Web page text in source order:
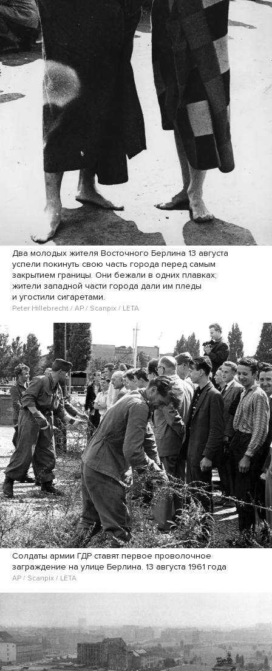
Два молодых жителя Восточного Берлина 13 августа
успели покинуть свою часть города перед самым
закрытием границы. Они бежали в одних плавках;
жители западной части города дали им пледы
и угостили сигаретами.
Peter Hillebrecht / AP / Scanpix / LETA
Солдаты армии ГДР ставят первое проволочное
заграждение на улице Берлина. 13 августа 1961 года
AP / Scanpix / LETA